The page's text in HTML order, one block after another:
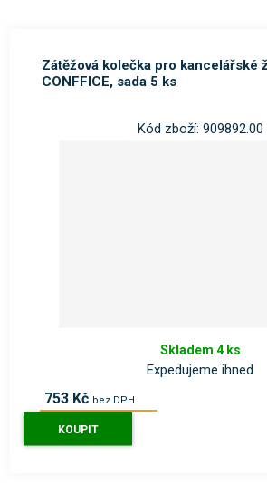
Zátěžová kolečka pro kancelářské
CONFFICE, sada 5 ks
Kód zboží: 909892.00
753 Kč bez DPH
Skladem 4 ks
Expedujeme ihned
KOUPIT